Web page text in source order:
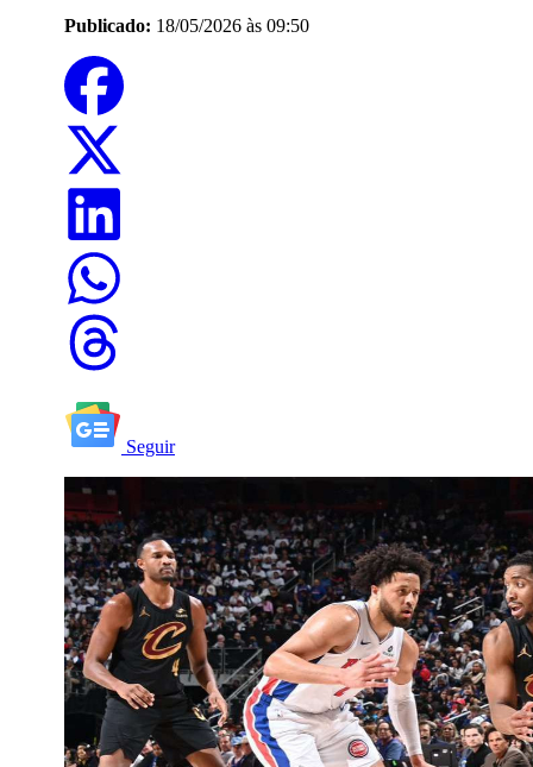
Publicado: 18/05/2026 às 09:50
Seguir